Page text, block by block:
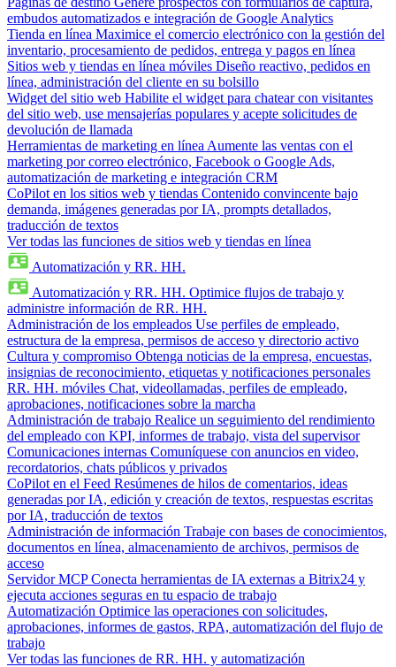
embudos automatizados e integración de Google Analytics
Tienda en línea Maximice el comercio electrónico con la gestión del
inventario, procesamiento de pedidos, entrega y pagos en línea
Sitios web y tiendas en línea móviles Diseño reactivo, pedidos en
línea, administración del cliente en su bolsillo
Widget del sitio web Habilite el widget para chatear con visitantes
del sitio web, use mensajerías populares y acepte solicitudes de
devolución de llamada
Herramientas de marketing en línea Aumente las ventas con el
marketing por correo electrónico, Facebook o Google Ads,
automatización de marketing e integración CRM
CoPilot en los sitios web y tiendas Contenido convincente bajo
demanda, imágenes generadas por IA, prompts detallados,
traducción de textos
Ver todas las funciones de sitios web y tiendas en línea
Automatización y RR. HH.
Automatización y RR. HH. Optimice flujos de trabajo y
administre información de RR. HH.
Administración de los empleados Use perfiles de empleado,
estructura de la empresa, permisos de acceso y directorio activo
Cultura y compromiso Obtenga noticias de la empresa, encuestas,
insignias de reconocimiento, etiquetas y notificaciones personales
RR. HH. móviles Chat, videollamadas, perfiles de empleado,
aprobaciones, notificaciones sobre la marcha
Administración de trabajo Realice un seguimiento del rendimiento
del empleado con KPI, informes de trabajo, vista del supervisor
Comunicaciones internas Comuníquese con anuncios en video,
recordatorios, chats públicos y privados
CoPilot en el Feed Resúmenes de hilos de comentarios, ideas
generadas por IA, edición y creación de textos, respuestas escritas
por IA, traducción de textos
Administración de información Trabaje con bases de conocimientos,
documentos en línea, almacenamiento de archivos, permisos de
acceso
Servidor MCP Conecta herramientas de IA externas a Bitrix24 y
ejecuta acciones seguras en tu espacio de trabajo
Automatización Optimice las operaciones con solicitudes,
aprobaciones, informes de gastos, RPA, automatización del flujo de
trabajo
Ver todas las funciones de RR. HH. y automatización